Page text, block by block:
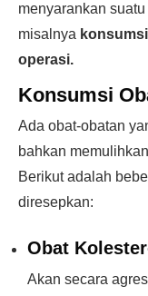
menyarankan
misalnya
operasi.
Konsumsi
Ada obat-obatan
bahkan
Berikut adalah
diresepkan:
Obat
Akan secara